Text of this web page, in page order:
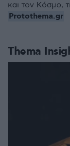
Thema
και τον Κόσμο,
Protothema.gr